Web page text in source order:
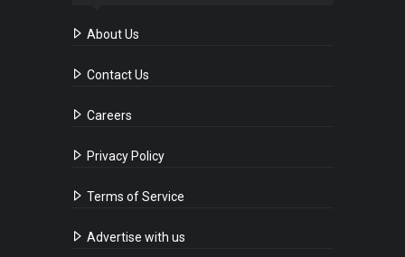
About Us
Contact Us
Careers
Privacy Policy
Terms of Service
Advertise with us